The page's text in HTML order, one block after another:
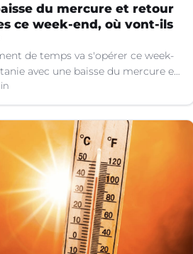
du mercure et retour
ce week-end, où vont-ils
de temps va s'opérer ce week-
avec une baisse du mercure et
dans certains départements.